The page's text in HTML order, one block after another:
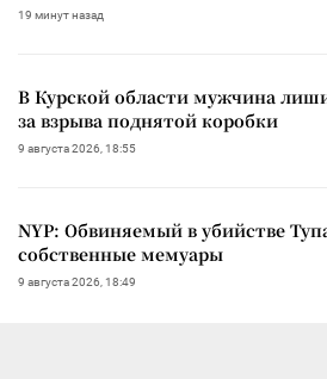
19 минут назад
В Курской области мужчина
за взрыва поднятой коробки
9 августа 2026, 18:55
NYP: Обвиняемый в убийстве
собственные мемуары
9 августа 2026, 18:49